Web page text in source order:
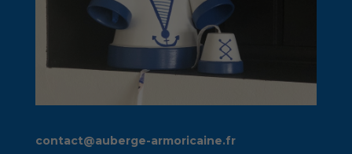
contact@auberge-armoricaine.fr